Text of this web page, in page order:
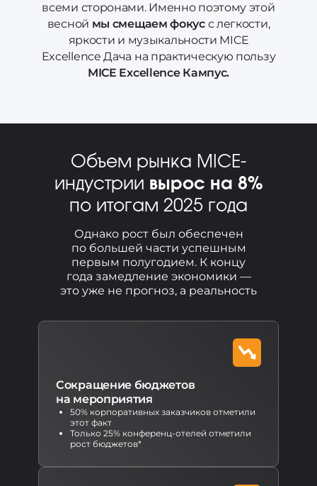
всеми сторонами. Именно поэтому этой
весной мы смещаем фокусс легкости,
яркости и музыкальности MICE
Excellence Дача на практическую пользу
MICE Excellence Кампус.
Однако рост был обеспечен
по большей части успешным
первым полугодием. К концу
года замедление экономики —
это уже не прогноз, а реальность
Объем рынка MICE-
индустрии вырос на 8%
по итогам 2025 года
Сокращение бюджетов
на мероприятия
50% корпоративных заказчиков отметили
этот факт
Только 25% конференц-отелей отметили
рост бюджетов*